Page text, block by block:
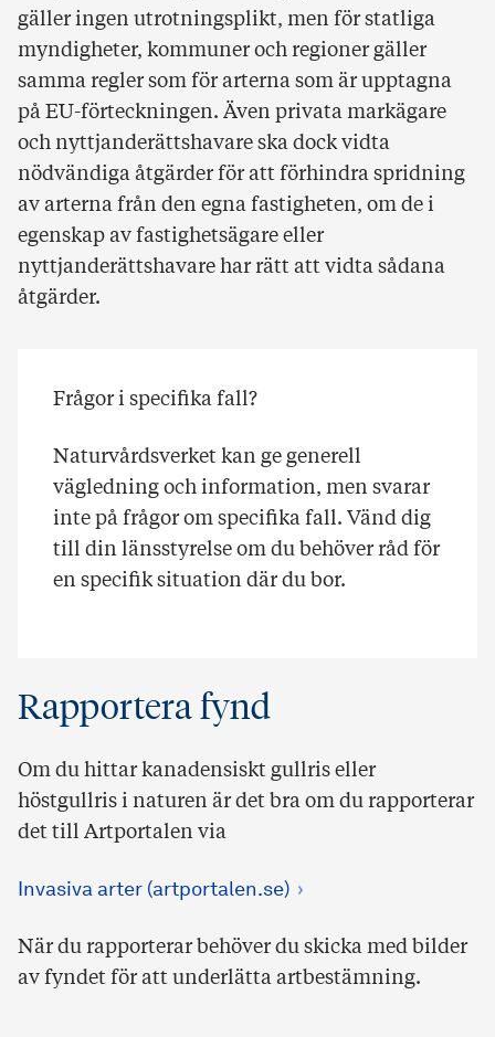
gäller ingen utrotningsplikt, men för statliga
myndigheter, kommuner och regioner gäller
samma regler som för arterna som är upptagna
på EU-förteckningen. Även privata markägare
och nyttjanderättshavare ska dock vidta
nödvändiga åtgärder för att förhindra spridning
av arterna från den egna fastigheten, om de i
egenskap av fastighetsägare eller
nyttjanderättshavare har rätt att vidta sådana
åtgärder.
Frågor i specifika fall?
Naturvårdsverket kan ge generell
vägledning och information, men svarar
inte på frågor om specifika fall. Vänd dig
till din länsstyrelse om du behöver råd för
en specifik situation där du bor.
Rapportera fynd
Om du hittar kanadensiskt gullris eller
höstgullris i naturen är det bra om du rapporterar
det till Artportalen via
Invasiva arter (artportalen.se)
När du rapporterar behöver du skicka med bilder
av fyndet för att underlätta artbestämning.